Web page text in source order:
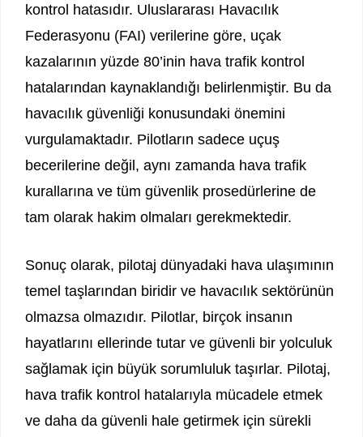
kontrol hatasıdır. Uluslararası Havacılık
Federasyonu (FAI) verilerine göre, uçak
kazalarının yüzde 80’inin hava trafik kontrol
hatalarından kaynaklandığı belirlenmiştir. Bu da
havacılık güvenliği konusundaki önemini
vurgulamaktadır. Pilotların sadece uçuş
becerilerine değil, aynı zamanda hava trafik
kurallarına ve tüm güvenlik prosedürlerine de
tam olarak hakim olmaları gerekmektedir.
Sonuç olarak, pilotaj dünyadaki hava ulaşımının
temel taşlarından biridir ve havacılık sektörünün
olmazsa olmazıdır. Pilotlar, birçok insanın
hayatlarını ellerinde tutar ve güvenli bir yolculuk
sağlamak için büyük sorumluluk taşırlar. Pilotaj,
hava trafik kontrol hatalarıyla mücadele etmek
ve daha da güvenli hale getirmek için sürekli